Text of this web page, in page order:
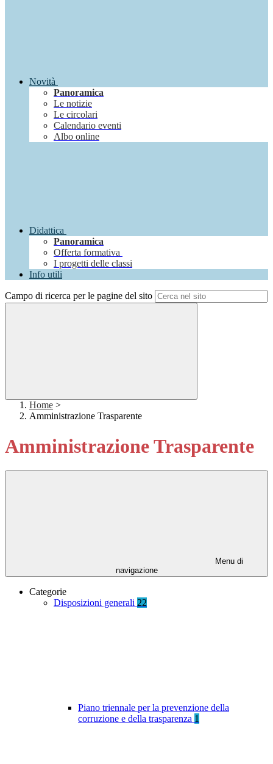
Novità
Panoramica
Le notizie
Le circolari
Calendario eventi
Albo online
Didattica
Panoramica
Offerta formativa
I progetti delle classi
Info utili
Campo di ricerca per le pagine del sito
Home >
Amministrazione Trasparente
Amministrazione Trasparente
Menu di
navigazione
Categorie
Disposizioni generali 22
Piano triennale per la prevenzione della
corruzione e della trasparenza 1